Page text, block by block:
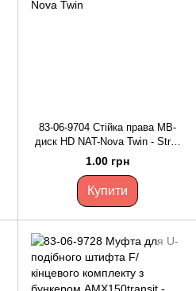
83-06-9704 Стійка права MB-
диск HD NAT-Nova Twin - Strut
lh MB-drive HD NAT-Nova Twin
1.00 грн
Купити